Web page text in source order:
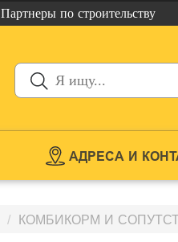
Партнеры по строительству
АДРЕСА И
КОМБИКОРМ И